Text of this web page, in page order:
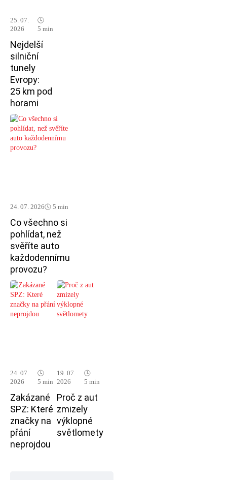
25. 07.
2026
🕓
5 min
Nejdelší
silniční
tunely
Evropy:
25 km pod
horami
24. 07. 2026🕓 5 min
Co všechno si
pohlídat, než
svěříte auto
každodennímu
provozu?
24. 07.
2026
🕓
5 min
Zakázané
SPZ: Které
značky na
přání
neprojdou
19. 07.
2026
🕓
5 min
Proč z aut
zmizely
výklopné
světlomety